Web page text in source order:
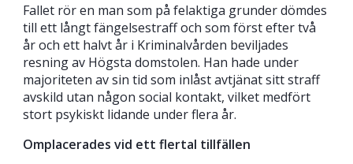
Fallet rör en man som på felaktiga grunder dömdes
till ett långt fängelsestraff och som först efter två
år och ett halvt år i Kriminalvården beviljades
resning av Högsta domstolen. Han hade under
majoriteten av sin tid som inlåst avtjänat sitt straff
avskild utan någon social kontakt, vilket medfört
stort psykiskt lidande under flera år.
Omplacerades vid ett flertal tillfällen